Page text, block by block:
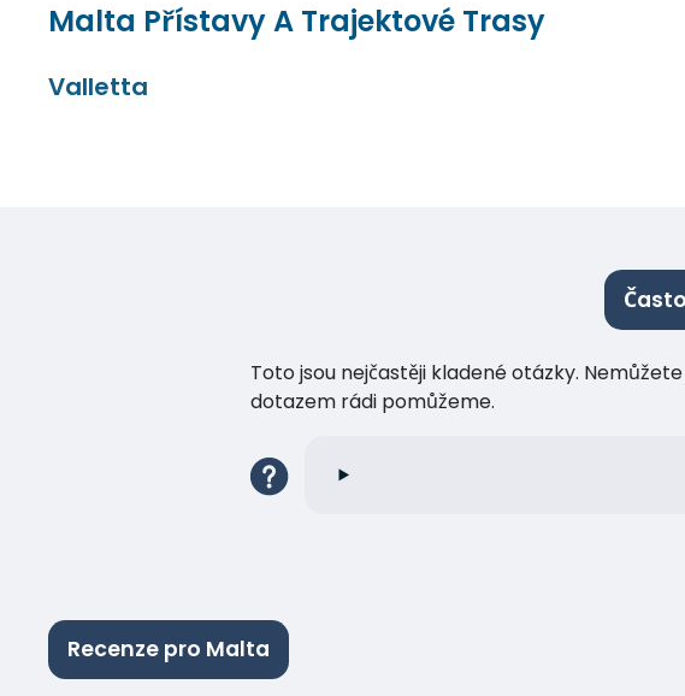
Malta Přístavy A Trajektové Trasy
Valletta
Toto jsou nejčastěji kladené otázky.
dotazem rádi pomůžeme.
Recenze pro Malta